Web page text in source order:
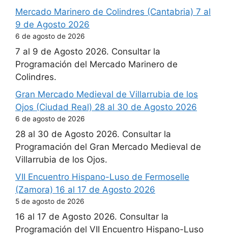
Mercado Marinero de Colindres (Cantabria) 7 al
9 de Agosto 2026
6 de agosto de 2026
7 al 9 de Agosto 2026. Consultar la
Programación del Mercado Marinero de
Colindres.
Gran Mercado Medieval de Villarrubia de los
Ojos (Ciudad Real) 28 al 30 de Agosto 2026
6 de agosto de 2026
28 al 30 de Agosto 2026. Consultar la
Programación del Gran Mercado Medieval de
Villarrubia de los Ojos.
VII Encuentro Hispano-Luso de Fermoselle
(Zamora) 16 al 17 de Agosto 2026
5 de agosto de 2026
16 al 17 de Agosto 2026. Consultar la
Programación del VII Encuentro Hispano-Luso